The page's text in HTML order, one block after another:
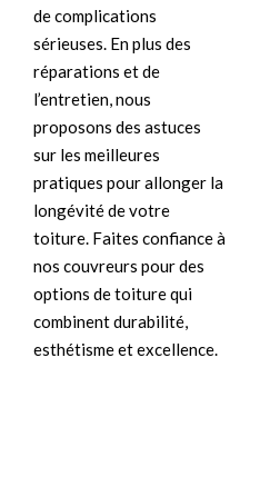
de complications
sérieuses. En plus des
réparations et de
l’entretien, nous
proposons des astuces
sur les meilleures
pratiques pour allonger la
longévité de votre
toiture. Faites confiance à
nos couvreurs pour des
options de toiture qui
combinent durabilité,
esthétisme et excellence.